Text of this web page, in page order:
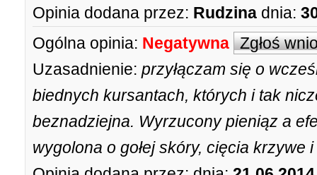
Opinia dodana przez: Rudzina dnia:
Ogólna opinia: Negatywna Zgłoś
Uzasadnienie: przyłączam się o
biednych kursantach, których i tak
beznadziejna. Wyrzucony pieniąz a
wygolona o gołej skóry, cięcia krzywe